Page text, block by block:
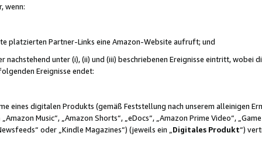
wenn:
platzierten Partner-Links eine Amazon-Website aufruft; und
unter (i), (ii) und (iii) beschriebenen Ereignisse eintritt, wobei
Ereignisse endet:
eines digitalen Produkts (gemäß Feststellung nach unserem alleinigen
Music“, „Amazon Shorts“, „eDocs“, „Amazon Prime Video“,
oder „Kindle Magazines“) (jeweils ein „ Digitales Produkt“)